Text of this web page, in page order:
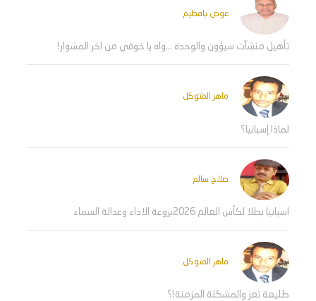
عوض بافطيم
تأهيل منشآت سيؤون والوحدة ...واه يا خوفي من اخر المشوار!
ماهر المتوكل
لماذا إسبانيا؟
صلاح سالم
اسبانيا بطلا لكأس العالم 2026بروعة الاداء وعدالة السماء
ماهر المتوكل
طليعة تعز والمشكلة المزمنة!؟